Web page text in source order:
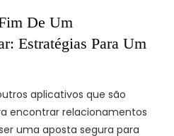
De Um
Estratégias Para Um
aplicativos que são
encontrar relacionamentos
uma aposta segura para